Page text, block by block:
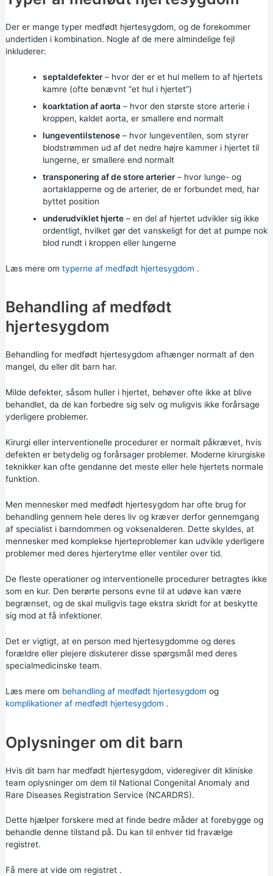
Der er mange typer medfødt hjertesygdom, og de forekommer
undertiden i kombination. Nogle af de mere almindelige fejl
inkluderer:
septaldefekter– hvor der er et hul mellem to af hjertets
kamre (ofte benævnt “et hul i hjertet”)
koarktation af aorta – hvor den største store arterie i
kroppen, kaldet aorta, er smallere end normalt
lungeventilstenose– hvor lungeventilen, som styrer
blodstrømmen ud af det nedre højre kammer i hjertet til
lungerne, er smallere end normalt
transponering af de store arterier– hvor lunge- og
aortaklapperne og de arterier, de er forbundet med, har
byttet position
underudviklet hjerte– en del af hjertet udvikler sig ikke
ordentligt, hvilket gør det vanskeligt for det at pumpe nok
blod rundt i kroppen eller lungerne
Læs mere om typerne af medfødt hjertesygdom .
Behandling af medfødt
hjertesygdom
Behandling for medfødt hjertesygdom afhænger normalt af den
mangel, du eller dit barn har.
Milde defekter, såsom huller i hjertet, behøver ofte ikke at blive
behandlet, da de kan forbedre sig selv og muligvis ikke forårsage
yderligere problemer.
Kirurgi eller interventionelle procedurer er normalt påkrævet, hvis
defekten er betydelig og forårsager problemer. Moderne kirurgiske
teknikker kan ofte gendanne det meste eller hele hjertets normale
funktion.
Men mennesker med medfødt hjertesygdom har ofte brug for
behandling gennem hele deres liv og kræver derfor gennemgang
af specialist i barndommen og voksenalderen. Dette skyldes, at
mennesker med komplekse hjerteproblemer kan udvikle yderligere
problemer med deres hjerterytme eller ventiler over tid.
De fleste operationer og interventionelle procedurer betragtes ikke
som en kur. Den berørte persons evne til at udøve kan være
begrænset, og de skal muligvis tage ekstra skridt for at beskytte
sig mod at få infektioner.
Det er vigtigt, at en person med hjertesygdomme og deres
forældre eller plejere diskuterer disse spørgsmål med deres
specialmedicinske team.
Læs mere om behandling af medfødt hjertesygdom og
komplikationer af medfødt hjertesygdom .
Oplysninger om dit barn
Hvis dit barn har medfødt hjertesygdom, videregiver dit kliniske
team oplysninger om dem til National Congenital Anomaly and
Rare Diseases Registration Service (NCARDRS).
Dette hjælper forskere med at finde bedre måder at forebygge og
behandle denne tilstand på. Du kan til enhver tid fravælge
registret.
Få mere at vide om registret.